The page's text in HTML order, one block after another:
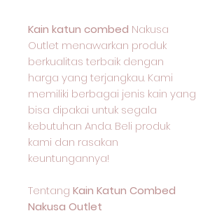
Kain katun combed Nakusa
Outlet menawarkan produk
berkualitas terbaik dengan
harga yang terjangkau. Kami
memiliki berbagai jenis kain yang
bisa dipakai untuk segala
kebutuhan Anda. Beli produk
kami dan rasakan
keuntungannya!
Tentang Kain Katun Combed
Nakusa Outlet